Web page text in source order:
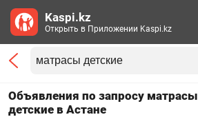
Объявления по запросу матрасы
детские в Астане
Kaspi.kz
Открыть в Приложении Kaspi.kz